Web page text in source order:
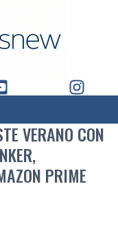
VERANO CON
PRIME